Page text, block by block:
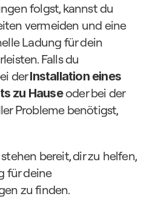
folgst, kannst du
vermeiden und eine
Ladung für dein
Falls du
der Installation eines
zu Hause oder bei der
Probleme benötigst,
stehen bereit, dir zu helfen,
für deine
zu finden.